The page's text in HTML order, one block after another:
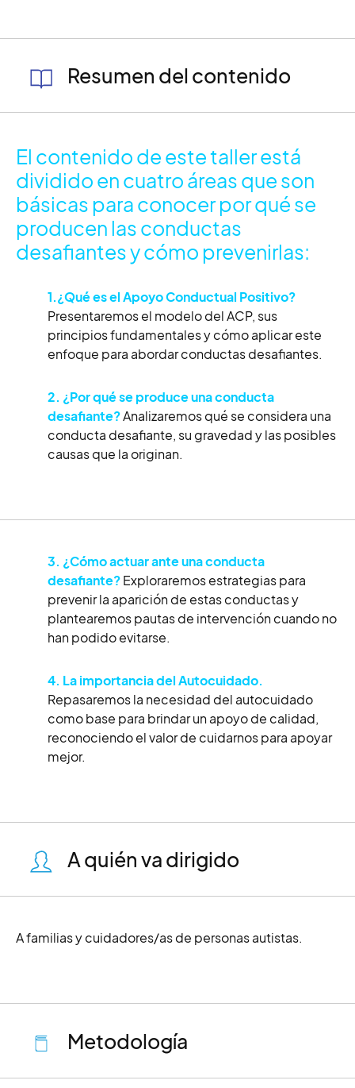
Resumen del contenido
3. ¿Cómo actuar ante una conducta
desafiante?Exploraremos estrategias para
prevenir la aparición de estas conductas y
plantearemos pautas de intervención cuando no
han podido evitarse.
4. La importancia del Autocuidado.
Repasaremos la necesidad del autocuidado
como base para brindar un apoyo de calidad,
reconociendo el valor de cuidarnos para apoyar
mejor.
El contenido de este taller está
dividido en cuatro áreas que son
básicas para conocer por qué se
producen las conductas
desafiantes y cómo prevenirlas:
1.¿Qué es el Apoyo Conductual Positivo?
Presentaremos el modelo del ACP, sus
principios fundamentales y cómo aplicar este
enfoque para abordar conductas desafiantes.
2. ¿Por qué se produce una conducta
desafiante?Analizaremos qué se considera una
conducta desafiante, su gravedad y las posibles
causas que la originan.
A quién va dirigido
A familias y cuidadores/as de personas autistas.
Metodología